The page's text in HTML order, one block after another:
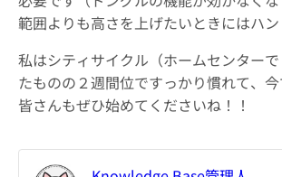
範囲よりも高さを上げたいときにはハ
私はシティサイクル（ホームセンター
たものの２週間位ですっかり慣れて、
皆さんもぜひ始めてくださいね！！